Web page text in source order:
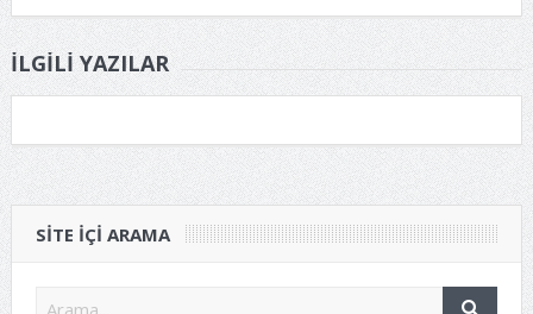
İLGILI YAZILAR
SITE IÇI ARAMA